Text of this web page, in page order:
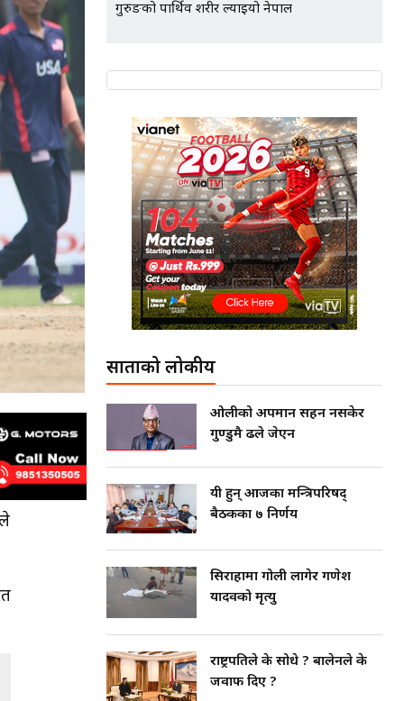
गुरुङको पार्थिव शरीर ल्याइयो नेपाल
साताको लोकप्रीय
ओलीको अपमान सहन नसकेर
गुण्डुमै ढले जेएन
यी हुन् आजका मन्त्रिपरिषद्
बैठकका ७ निर्णय
सिराहामा गोली लागेर गणेश
यादवको मृत्यु
राष्ट्रपतिले के सोधे ? बालेनले के
जवाफ दिए ?